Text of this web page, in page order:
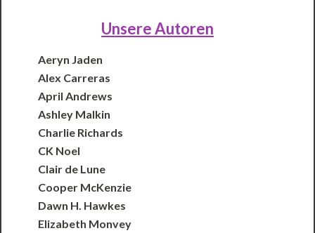
Unsere Autoren
Aeryn Jaden
Alex Carreras
April Andrews
Ashley Malkin
Charlie Richards
CK Noel
Clair de Lune
Cooper McKenzie
Dawn H. Hawkes
Elizabeth Monvey